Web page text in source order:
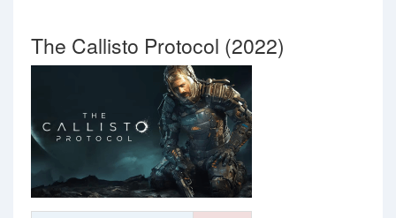
The Callisto Protocol (2022)